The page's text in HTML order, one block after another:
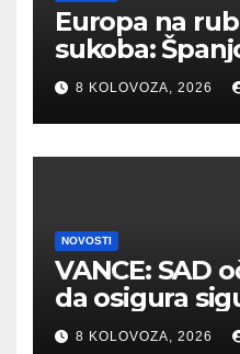
Europa na
sukoba:
ultimatum
migranata
8 KOLOVOZA, 2026
NOVOSTI
VANCE: SAD
da osigura
nafte kroz
8 KOLOVOZA, 2026